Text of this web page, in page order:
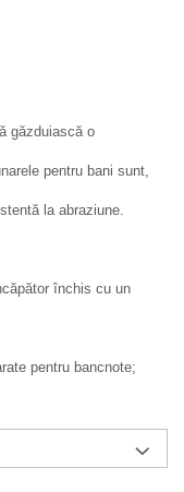
găzduiască o
pentru bani sunt,
la abraziune.
închis cu un
pentru bancnote;